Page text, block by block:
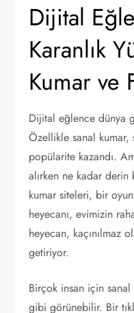
Dijital
Karanlık
Kumar ve
Dijital eğlence dünya
Özellikle sanal kumar,
popülarite kazandı.
alırken ne kadar
kumar siteleri, bir
heyecanı, evimizin
heyecan, kaçınılmaz
getiriyor.
Birçok insan için sanal
gibi görünebilir. Bir